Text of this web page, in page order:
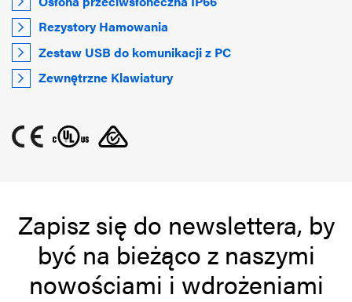
Rezystory Hamowania
Zestaw USB do komunikacji z PC
Zewnętrzne Klawiatury
Zapisz się do newslettera, by
być na bieżąco z naszymi
nowościami i wdrożeniami